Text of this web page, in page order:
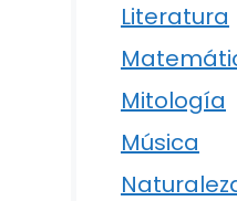
Literatura
Mitología
Música